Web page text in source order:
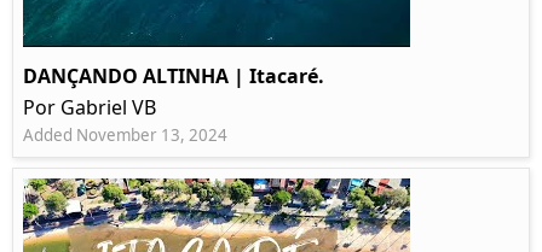
DANÇANDO ALTINHA | Itacaré.
Por Gabriel VB
Added November 13, 2024